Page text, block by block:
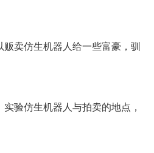
卖仿生机器人给一些富豪，驯
验仿生机器人与拍卖的地点，